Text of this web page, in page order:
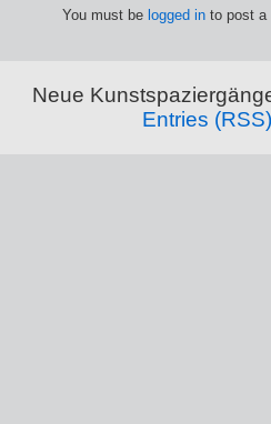
You must be logged in to post a
Neue
Entries (RSS)